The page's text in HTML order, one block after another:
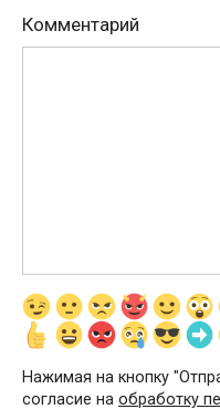
Комментарий
Нажимая на кнопку
согласие на обработку